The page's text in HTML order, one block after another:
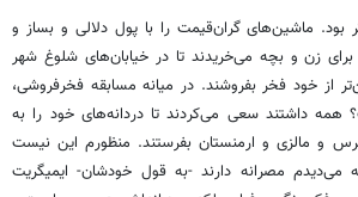
بود. ماشین‌های گران‌قیمت را با پول دلالی و بساز و
زن و بچه می‌خریدند تا در خیابان‌های شلوغ شهر
از خود فخر بفروشند. در میانه مسابقه فخرفروشی،
داشتند سعی می‌کردند تا دردانه‌های خود را به
قبرس و مالزی و ارمنستان بفرستند. منظورم این نیست
می‌دیدم مصرانه دارند -به قول خودشان- ایمیگریت